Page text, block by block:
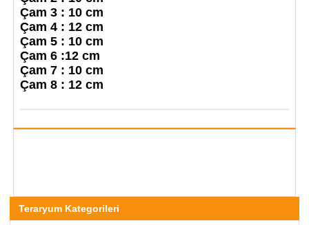
Çam 3 : 10 cm
Çam 4 : 12 cm
Çam 5 : 10 cm
Çam 6 :12 cm
Çam 7 : 10 cm
Çam 8 : 12cm
Teraryum Kategorileri